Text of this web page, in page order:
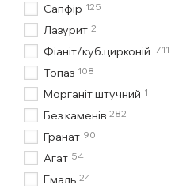
Сапфір 125
Лазурит 2
Фіаніт/куб.цирконій 711
Топаз 108
Морганіт штучний 1
Без каменів 282
Гранат 90
Агат 54
Емаль 24